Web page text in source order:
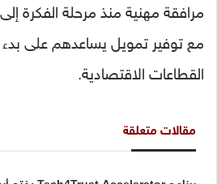
مرافقة مهنية منذ مرحلة الفكرة
مع توفير تمويل يساعدهم على
القطاعات الاقتصادية.
مقالات متعلقة